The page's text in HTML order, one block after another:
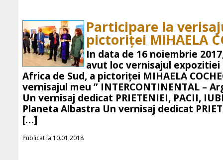
Participare la
pictoriței MIHAELA
In data de 16 noiembrie
avut loc vernisajul
Africa de Sud, a pictoriței MIHAELA
vernisajul meu ” INTERCONTINENTAL –
Un vernisaj dedicat PRIETENIEI, PACII,
Planeta Albastra Un vernisaj dedicat
[…]
Publicat la 10.01.2018